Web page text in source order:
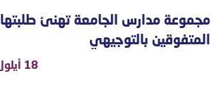
مجموعة مدارس الجامعة تهنئ طلبتها
المتفوقين بالتوجيهي
18 أيلول 2020